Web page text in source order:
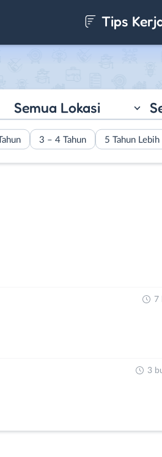
Tips
Semua Lokasi
3 – 4 Tahun 5 Tahun Lebih
7
3